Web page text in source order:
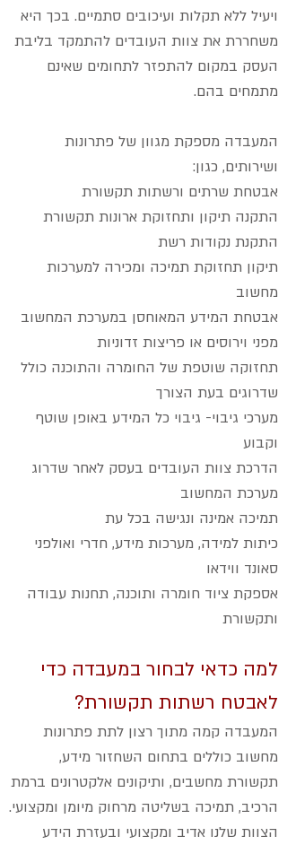
ויעיל ללא תקלות ועיכובים סתמיים. בכך היא
משחררת את צוות העובדים להתמקד בליבת
העסק במקום להתפזר לתחומים שאינם
מתמחים בהם.
המעבדה מספקת מגוון של פתרונות
ושירותים, כגון:
אבטחת שרתים ורשתות תקשורת
התקנה תיקון ותחזוקת ארונות תקשורת
התקנת נקודות רשת
תיקון תחזוקת תמיכה ומכירה למערכות
מחשוב
אבטחת המידע המאוחסן במערכת המחשוב
מפני וירוסים או פריצות זדוניות
תחזוקה שוטפת של החומרה והתוכנה כולל
שדרוגים בעת הצורך
מערכי גיבוי- גיבוי כל המידע באופן שוטף
וקבוע
הדרכת צוות העובדים בעסק לאחר שדרוג
מערכת המחשוב
תמיכה אמינה ונגישה בכל עת
כיתות למידה, מערכות מידע, חדרי ואולפני
סאונד ווידאו
אספקת ציוד חומרה ותוכנה, תחנות עבודה
ותקשורת
למה כדאי לבחור במעבדה כדי
לאבטח רשתות תקשורת?
המעבדה קמה מתוך רצון לתת פתרונות
מחשוב כוללים בתחום השחזור מידע,
תקשורת מחשבים, ותיקונים אלקטרונים ברמת
הרכיב, תמיכה בשליטה מרחוק מיומן ומקצועי.
הצוות שלנו אדיב ומקצועי ובעזרת הידע